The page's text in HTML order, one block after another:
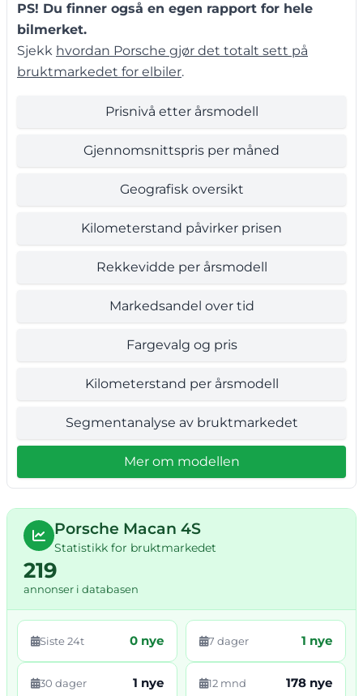
PS! Du finner også en egen rapport for hele
bilmerket.
Sjekk hvordan Porsche gjør det totalt sett på
bruktmarkedet for elbiler.
Prisnivå etter årsmodell
Gjennomsnittspris per måned
Geografisk oversikt
Kilometerstand påvirker prisen
Rekkevidde per årsmodell
Markedsandel over tid
Fargevalg og pris
Kilometerstand per årsmodell
Segmentanalyse av bruktmarkedet
Mer om modellen
Porsche Macan 4S
Statistikk for bruktmarkedet
219
annonser i databasen
Siste 24t 0 nye 7 dager 1 nye
30 dager 1 nye 12 mnd 178 nye